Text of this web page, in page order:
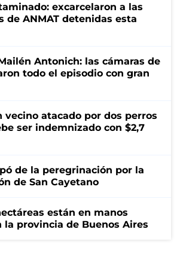
excarcelaron a las
de ANMAT detenidas esta
Antonich: las cámaras de
todo el episodio con gran
vecino atacado por dos perros
ser indemnizado con $2,7
de la peregrinación por la
de San Cayetano
están en manos
la provincia de Buenos Aires